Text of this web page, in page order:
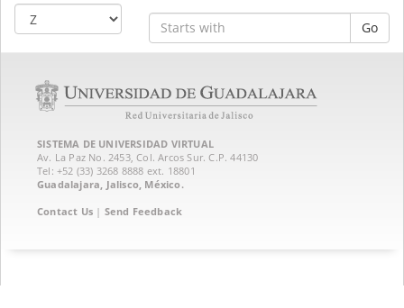
Go
SISTEMA DE UNIVERSIDAD VIRTUAL
Av. La Paz No. 2453, Col. Arcos Sur. C.P. 44130
Tel: +52 (33) 3268 8888‏ ext. 18801
Guadalajara, Jalisco, México.
Contact Us | Send Feedback